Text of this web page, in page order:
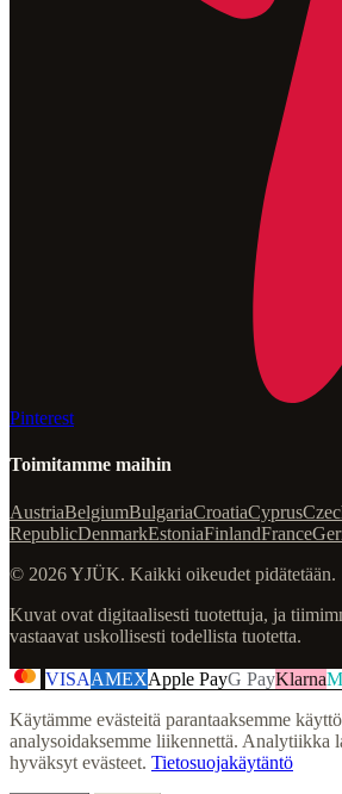
Pinterest
Toimitamme maihin
AustriaBelgiumBulgariaCroatiaCyprus
RepublicDenmarkEstoniaFinlandFrance
© 2026 YJÜK. Kaikki oikeudet pidätetään.
Kuvat ovat digitaalisesti tuotettuja, ja
vastaavat uskollisesti todellista tuotetta.
VISAAMEXApple PayG PayKlarna
Käytämme evästeitä parantaaksemme
analysoidaksemme liikennettä. Analytiikka
hyväksyt evästeet. Tietosuojakäytäntö